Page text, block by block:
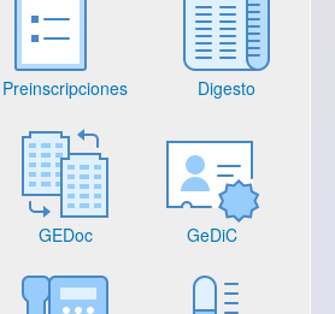
Preinscripciones Digesto
GEDoc GeDiC